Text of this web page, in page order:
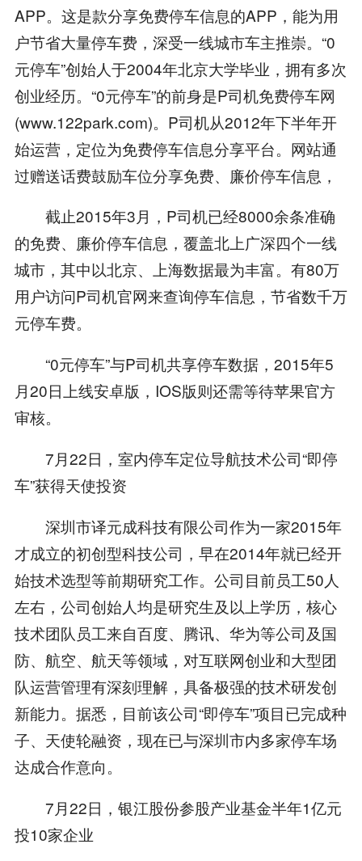
APP。这是款分享免费停车信息的APP，能为用
户节省大量停车费，深受一线城市车主推崇。“0
元停车”创始人于2004年北京大学毕业，拥有多次
创业经历。“0元停车”的前身是P司机免费停车网
(www.122park.com)。P司机从2012年下半年开
始运营，定位为免费停车信息分享平台。网站通
过赠送话费鼓励车位分享免费、廉价停车信息，
截止2015年3月，P司机已经8000余条准确
的免费、廉价停车信息，覆盖北上广深四个一线
城市，其中以北京、上海数据最为丰富。有80万
用户访问P司机官网来查询停车信息，节省数千万
元停车费。
“0元停车”与P司机共享停车数据，2015年5
月20日上线安卓版，IOS版则还需等待苹果官方
审核。
7月22日，室内停车定位导航技术公司“即停
车”获得天使投资
深圳市译元成科技有限公司作为一家2015年
才成立的初创型科技公司，早在2014年就已经开
始技术选型等前期研究工作。公司目前员工50人
左右，公司创始人均是研究生及以上学历，核心
技术团队员工来自百度、腾讯、华为等公司及国
防、航空、航天等领域，对互联网创业和大型团
队运营管理有深刻理解，具备极强的技术研发创
新能力。据悉，目前该公司“即停车”项目已完成种
子、天使轮融资，现在已与深圳市内多家停车场
达成合作意向。
7月22日，银江股份参股产业基金半年1亿元
投10家企业